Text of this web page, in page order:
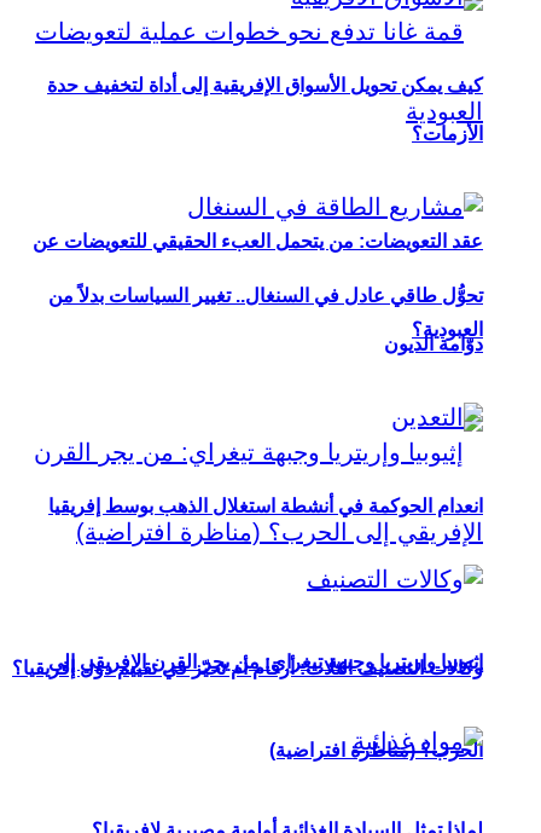
عقد التعويضات: من يتحمل العبء الحقيقي للتعويضات عن
العبودية؟
إثيوبيا وإريتريا وجبهة تيغراي: من يجر القرن الإفريقي إلى
الحرب؟ (مناظرة افتراضية)
كيف يمكن تحويل الأسواق الإفريقية إلى أداة لتخفيف حدة
الأزمات؟
تحوُّل طاقي عادل في السنغال.. تغيير السياسات بدلاً من
دوّامة الديون
انعدام الحوكمة في أنشطة استغلال الذهب بوسط إفريقيا
وكالات التصنيف الثلاث: أرقام أم تحيّز في تقييم دول إفريقيا؟